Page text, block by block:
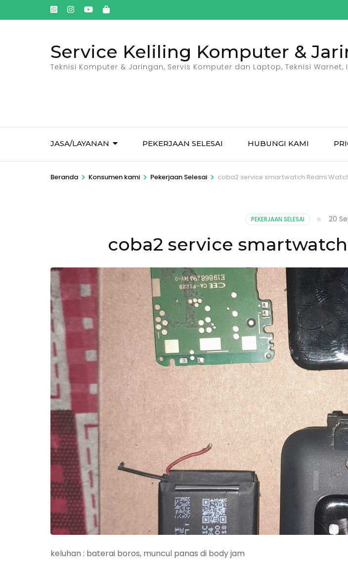
ke
Service Keliling Komputer &
Teknisi Komputer & Jaringan, Servis Komputer dan Laptop, Teknisi Warnet,
JASA/LAYANAN PEKERJAAN SELESAI HUBUNGI KAMI
Beranda > Konsumen kami > Pekerjaan Selesai > coba2 service smartwatch Redmi
PEKERJAAN SELESAI 20
coba2 service
keluhan : baterai boros, muncul panas di body jam